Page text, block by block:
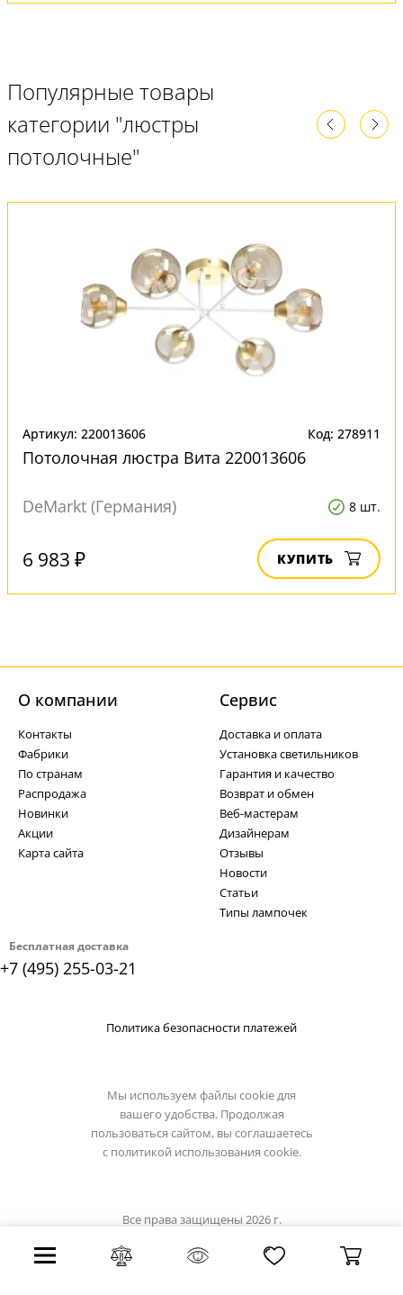
Популярные товары
категории "люстры
потолочные"
Артикул: 220013606 Код: 278911
Потолочная люстра Вита 220013606
DeMarkt (Германия) 8 шт.
6 983 ₽ КУПИТЬ
Бесплатная доставка
+7 (495) 255-03-21
О компании
Контакты
Фабрики
По странам
Распродажа
Новинки
Акции
Карта сайта
Cервис
Доставка и оплата
Установка светильников
Гарантия и качество
Возврат и обмен
Веб-мастерам
Дизайнерам
Отзывы
Новости
Статьи
Типы лампочек
Политика безопасности платежей
Мы используем файлы cookie для
вашего удобства. Продолжая
пользоваться сайтом, вы соглашаетесь
с политикой использования cookie.
Все права защищены 2026 г.